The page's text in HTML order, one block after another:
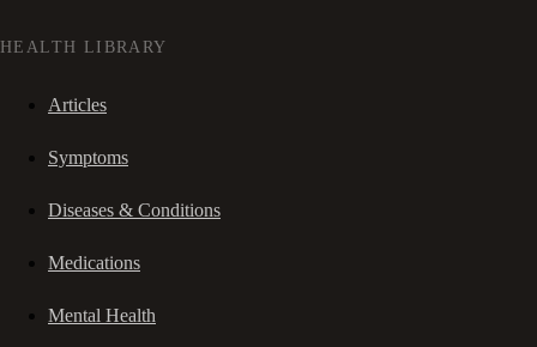
HEALTH LIBRARY
Articles
Symptoms
Diseases & Conditions
Medications
Mental Health